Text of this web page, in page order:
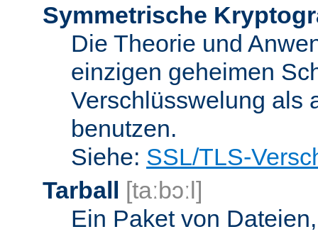
Symmetrische
Die Theorie und
einzigen geheimen
Verschlüsswelung als
benutzen.
Siehe: SSL/TLS-
Tarball [taːbɔːl]
Ein Paket von